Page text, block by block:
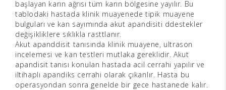
başlayan karın ağrısı tüm karın bölgesine yayılır. Bu
tablodaki hastada klinik muayenede tipik muayene
bulguları ve kan sayımında akut apandisiti ddestekler
değişikliklere sıklıkla rasttlanır.
Akut apanddisit tanısında klinik muayene, ultrason
incelemesi ve kan testleri mutlaka gereklidir. Akut
apandisit tanısı konulan hastada acil cerrahi yapılır ve
iltihaplı apandiks cerrahi olarak çıkarılır. Hasta bu
operasyondan sonra genelde bir gece hastanede kalır.